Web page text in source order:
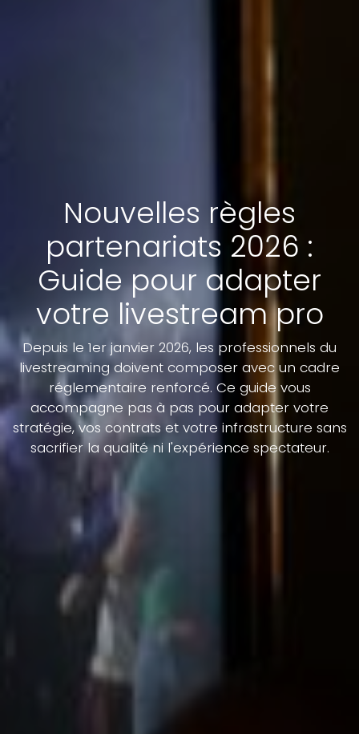
Nouvelles règles
partenariats 2026 :
Guide pour adapter
votre livestream pro
Depuis le 1er janvier 2026, les professionnels du
livestreaming doivent composer avec un cadre
réglementaire renforcé. Ce guide vous
accompagne pas à pas pour adapter votre
stratégie, vos contrats et votre infrastructure sans
sacrifier la qualité ni l'expérience spectateur.